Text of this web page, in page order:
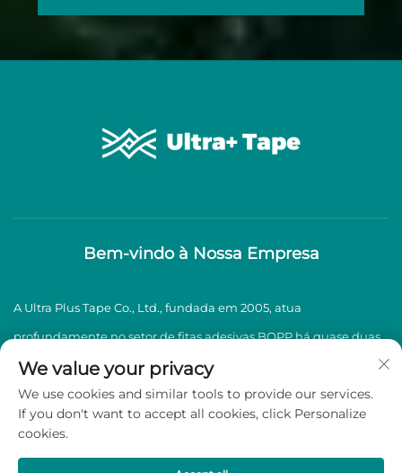
Bem-vindo à Nossa Empresa
A Ultra Plus Tape Co., Ltd., fundada em 2005, atua
profundamente no setor de fitas adesivas BOPP há quase duas
décadas, especializando-se na produção e venda de fitas
adesivas BOPP de alta qualidade.
reservados - Política de Privacidade
We value your privacy
We use cookies and similar tools to provide our services.
If you don't want to accept all cookies, click Personalize
cookies.